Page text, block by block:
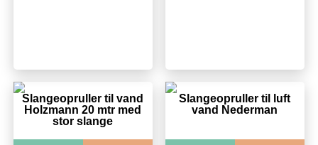
Slangeopruller til vand
Holzmann 20 mtr med
stor slange
Slangeopruller til luft
vand Nederman